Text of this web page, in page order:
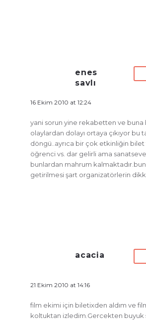
enes
savlı
16 Ekim 2010 at 12:24
yani sorun yine rekabetten ve buna
olaylardan dolayı ortaya çıkıyor bu
döngü..ayrıca bir çok etkinliğin bilet
öğrenci vs. dar gelirli ama
bunlardan mahrum
getirilmesi şart organizatörlerin
acacia
21 Ekim 2010 at 14:16
film ekimi için biletixden aldım ve
koltuktan izledim.Gercekten buyuk